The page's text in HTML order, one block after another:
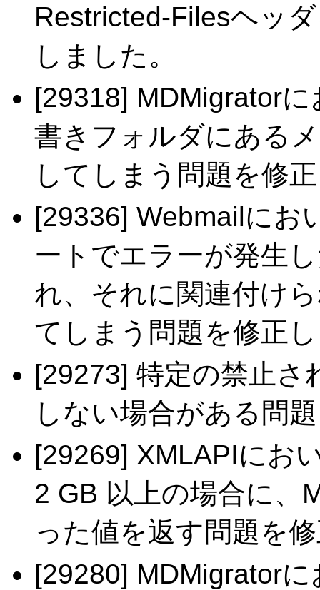
Restricted-Filesヘッ
しました。
[29318] MDMigrator
書きフォルダにある
してしまう問題を修
[29336] Webmailにお
ートでエラーが発生
れ、それに関連付け
てしまう問題を修正
[29273] 特定の禁止さ
しない場合がある問
[29269] XMLAPIにお
2 GB 以上の場合に、
った値を返す問題を
[29280] MDMigrator